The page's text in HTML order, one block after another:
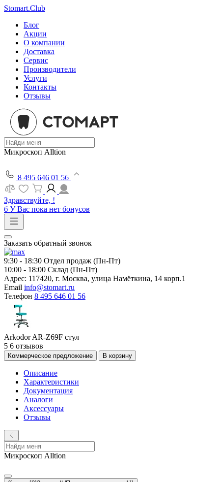
Stomart.Club
Блог
Акции
О компании
Доставка
Сервис
Производители
Услуги
Контакты
Отзывы
Микроскоп Alltion
8 495 646 01 56
Здравствуйте, !
б У Вас пока нет бонусов
Заказать обратный звонок
9:30 - 18:30 Отдел продаж (Пн-Пт)
10:00 - 18:00 Склад (Пн-Пт)
Адрес: 117420, г. Москва, улица Намёткина, 14 корп.1
Email info@stomart.ru
Телефон 8 495 646 01 56
Arkodor AR-Z69F стул
5 6 отзывов
Коммерческое предложение В корзину
Описание
Характеристики
Документация
Аналоги
Аксессуары
Отзывы
Микроскоп Alltion